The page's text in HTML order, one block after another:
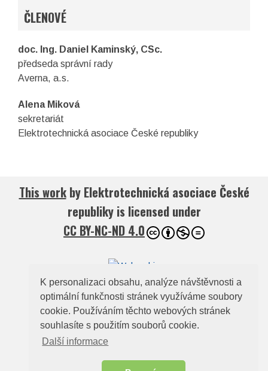
K personalizaci obsahu, analýze návštěvnosti a
optimální funkčnosti stránek využíváme soubory
cookie. Používáním těchto webových stránek
souhlasíte s použitím souborů cookie.
Další informace
ČLENOVÉ
doc. Ing. Daniel Kaminský, CSc.
předseda správní rady
Averna, a.s.
Alena Miková
sekretariát
Elektrotechnická asociace České republiky
This workby Elektrotechnická asociace České
republikyis licensed under
CC BY-NC-ND 4.0
© 2026Elektrotechnická asociace České
republiky
Zelený pruh 95/97, 140 00, Praha 4, e-mail: